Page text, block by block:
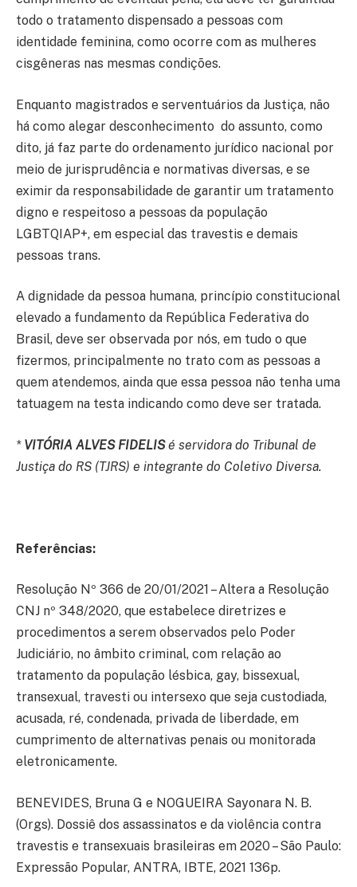
todo o tratamento dispensado a pessoas com
identidade feminina, como ocorre com as mulheres
cisgêneras nas mesmas condições.
Enquanto magistrados e serventuários da Justiça, não
há como alegar desconhecimento do assunto, como
dito, já faz parte do ordenamento jurídico nacional por
meio de jurisprudência e normativas diversas, e se
eximir da responsabilidade de garantir um tratamento
digno e respeitoso a pessoas da população
LGBTQIAP+, em especial das travestis e demais
pessoas trans.
A dignidade da pessoa humana, princípio constitucional
elevado a fundamento da República Federativa do
Brasil, deve ser observada por nós, em tudo o que
fizermos, principalmente no trato com as pessoas a
quem atendemos, ainda que essa pessoa não tenha uma
tatuagem na testa indicando como deve ser tratada.
* VITÓRIA ALVES FIDELISé servidora do Tribunal de
Justiça do RS (TJRS) e integrante do Coletivo Diversa.
Referências:
Resolução Nº 366 de 20/01/2021 – Altera a Resolução
CNJ nº 348/2020, que estabelece diretrizes e
procedimentos a serem observados pelo Poder
Judiciário, no âmbito criminal, com relação ao
tratamento da população lésbica, gay, bissexual,
transexual, travesti ou intersexo que seja custodiada,
acusada, ré, condenada, privada de liberdade, em
cumprimento de alternativas penais ou monitorada
eletronicamente.
BENEVIDES, Bruna G e NOGUEIRA Sayonara N. B.
(Orgs). Dossiê dos assassinatos e da violência contra
travestis e transexuais brasileiras em 2020 – São Paulo:
Expressão Popular, ANTRA, IBTE, 2021 136p.